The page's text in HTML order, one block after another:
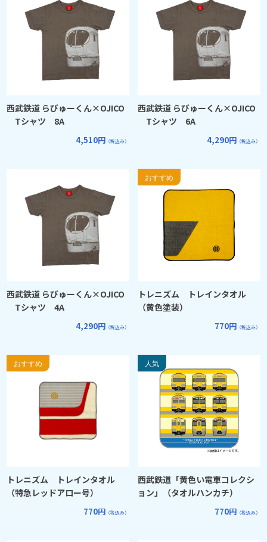
西武鉄道 らびゅーくん×OJICO
Tシャツ 8A
4,510円 （税込み）
西武鉄道 らびゅーくん×OJICO
Tシャツ 6A
4,290円 （税込み）
西武鉄道 らびゅーくん×OJICO
Tシャツ 4A
4,290円 （税込み）
トレニズム トレインタオル
（黄色塗装）
770円 （税込み）
トレニズム トレインタオル
（特急レッドアロー号）
770円 （税込み）
西武鉄道「黄色い電車コレクシ
ョン」（タオルハンカチ）
770円 （税込み）